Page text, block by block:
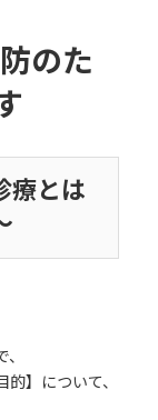
のた
療とは
】について、